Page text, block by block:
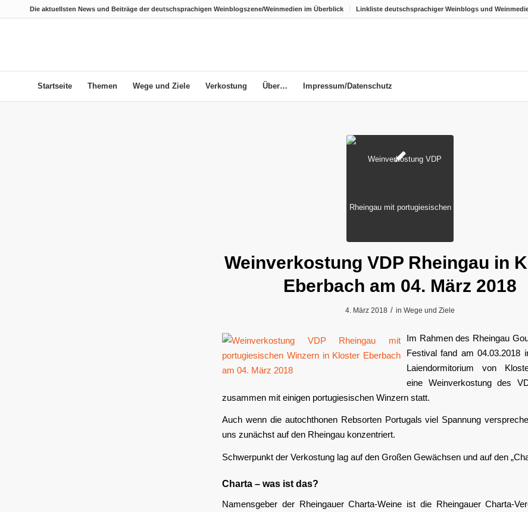
Die aktuellsten News und Beiträge der deutschsprachigen Weinblogszene/Weinmedien im Überblick Linkliste deutschsprachiger Weinblogs und
Startseite Themen Wege und Ziele Verkostung Über… Impressum/Datenschutz
Weinverkostung VDP Rheingau in
Eberbach am 04. März 2018
4. März 2018 / in Wege und Ziele
Im Rahmen des Rheingau
Festival fand am 04.03.2018
Laiendormitorium von
eine Weinverkostung des
zusammen mit einigen portugiesischen Winzern statt.
Auch wenn die autochthonen Rebsorten Portugals viel Spannung
uns zunächst auf den Rheingau konzentriert.
Schwerpunkt der Verkostung lag auf den Großen Gewächsen und auf den
Charta – was ist das?
Namensgeber der Rheingauer Charta-Weine ist die Rheingauer Charta-